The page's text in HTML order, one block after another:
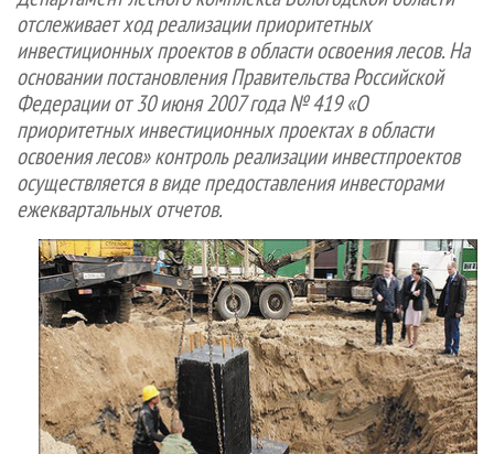
СУШКА ДРЕВЕСИНЫ
ПРОИЗВОДСТВО ДРЕВЕСНЫХ ПЛИТ
ДЕРЕВЯННОЕ ДОМОСТРОЕНИЕ
ПРОИЗВОДСТВО МЕБЕЛИ
БИОЭНЕРГЕТИКА
ЦБП
ИНСТРУМЕНТ И МАТЕРИАЛЫ
ПЕРСОНЫ
МОБИЛЬНЫЕ ВЫСТАВКИ
ОФИЦИАЛЬНЫЕ ДЕЛЕГАЦИИ
ПРИОРИТЕТНЫЕ ИНВЕСТПРОЕКТЫ
RUSSIAN FORESTRY REVIEW
ГАЗЕТА ЛЕСПРОМФОРУМ
БИБЛИОТЕКА СПЕЦИАЛИСТА
КОНТАКТЫ
РЕКЛАМА
РЕКЛАМА НА САЙТЕ
отслеживает ход реализации приоритетных
инвестиционных проектов в области освоения лесов. На
основании постановления Правительства Российской
Федерации от 30 июня 2007 года № 419 «О
приоритетных инвестиционных проектах в области
освоения лесов» контроль реализации инвестпроектов
осуществляется в виде предоставления инвесторами
ежеквартальных отчетов.